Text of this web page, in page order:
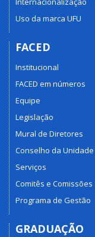
Uso da marca UFU
FACED
Institucional
FACED em números
Equipe
Legislação
Mural de Diretores
Conselho da Unidade
Serviços
Comitês e Comissões
Programa de Gestão
GRADUAÇÃO